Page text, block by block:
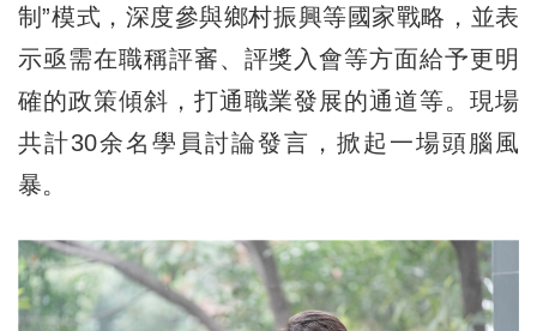
制”模式，深度參與鄉村振興等國家戰略，並表
示亟需在職稱評審、評獎入會等方面給予更明
確的政策傾斜，打通職業發展的通道等。現場
共計30余名學員討論發言，掀起一場頭腦風
暴。